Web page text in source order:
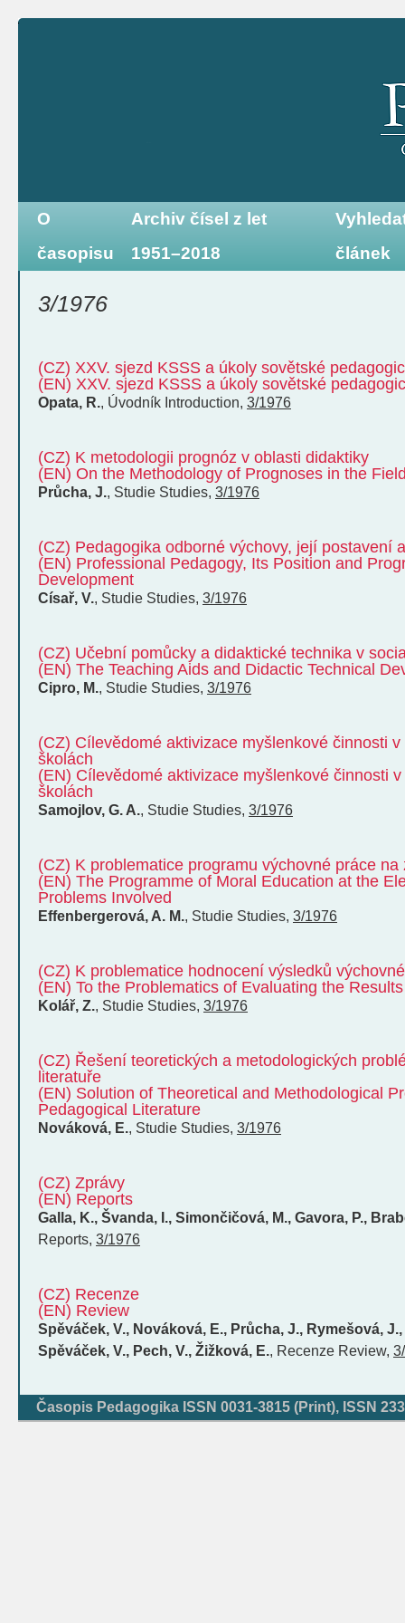
O
časopisu
Archiv čísel z let
1951–2018
článek
3/1976
(CZ) XXV. sjezd KSSS a úkoly sovětské
(EN) XXV. sjezd KSSS a úkoly sovětské
Opata, R., Úvodník Introduction, 3/1976
(CZ) K metodologii prognóz v oblasti didaktiky
(EN) On the Methodology of Prognoses in the
Průcha, J., Studie Studies, 3/1976
(CZ) Pedagogika odborné výchovy, její postavení
(EN) Professional Pedagogy, Its Position and
Development
Císař, V., Studie Studies, 3/1976
(CZ) Učební pomůcky a didaktické technika v
(EN) The Teaching Aids and Didactic Technical
Cipro, M., Studie Studies, 3/1976
(CZ) Cílevědomé aktivizace myšlenkové činnosti
školách
(EN) Cílevědomé aktivizace myšlenkové činnosti
školách
Samojlov, G. A., Studie Studies, 3/1976
(CZ) K problematice programu výchovné práce na
(EN) The Programme of Moral Education at the
Problems Involved
Effenbergerová, A. M., Studie Studies, 3/1976
(CZ) K problematice hodnocení výsledků
(EN) To the Problematics of Evaluating the
Kolář, Z., Studie Studies, 3/1976
(CZ) Řešení teoretických a metodologických
literatuře
(EN) Solution of Theoretical and Methodological
Pedagogical Literature
Nováková, E., Studie Studies, 3/1976
(CZ) Zprávy
(EN) Reports
Galla, K., Švanda, I., Simončičová, M., Gavora, P.,
Reports, 3/1976
(CZ) Recenze
(EN) Review
Spěváček, V., Nováková, E., Průcha, J., Rymešová,
Spěváček, V., Pech, V., Žižková, E., Recenze Review,
Časopis Pedagogika ISSN 0031-3815 (Print), ISSN